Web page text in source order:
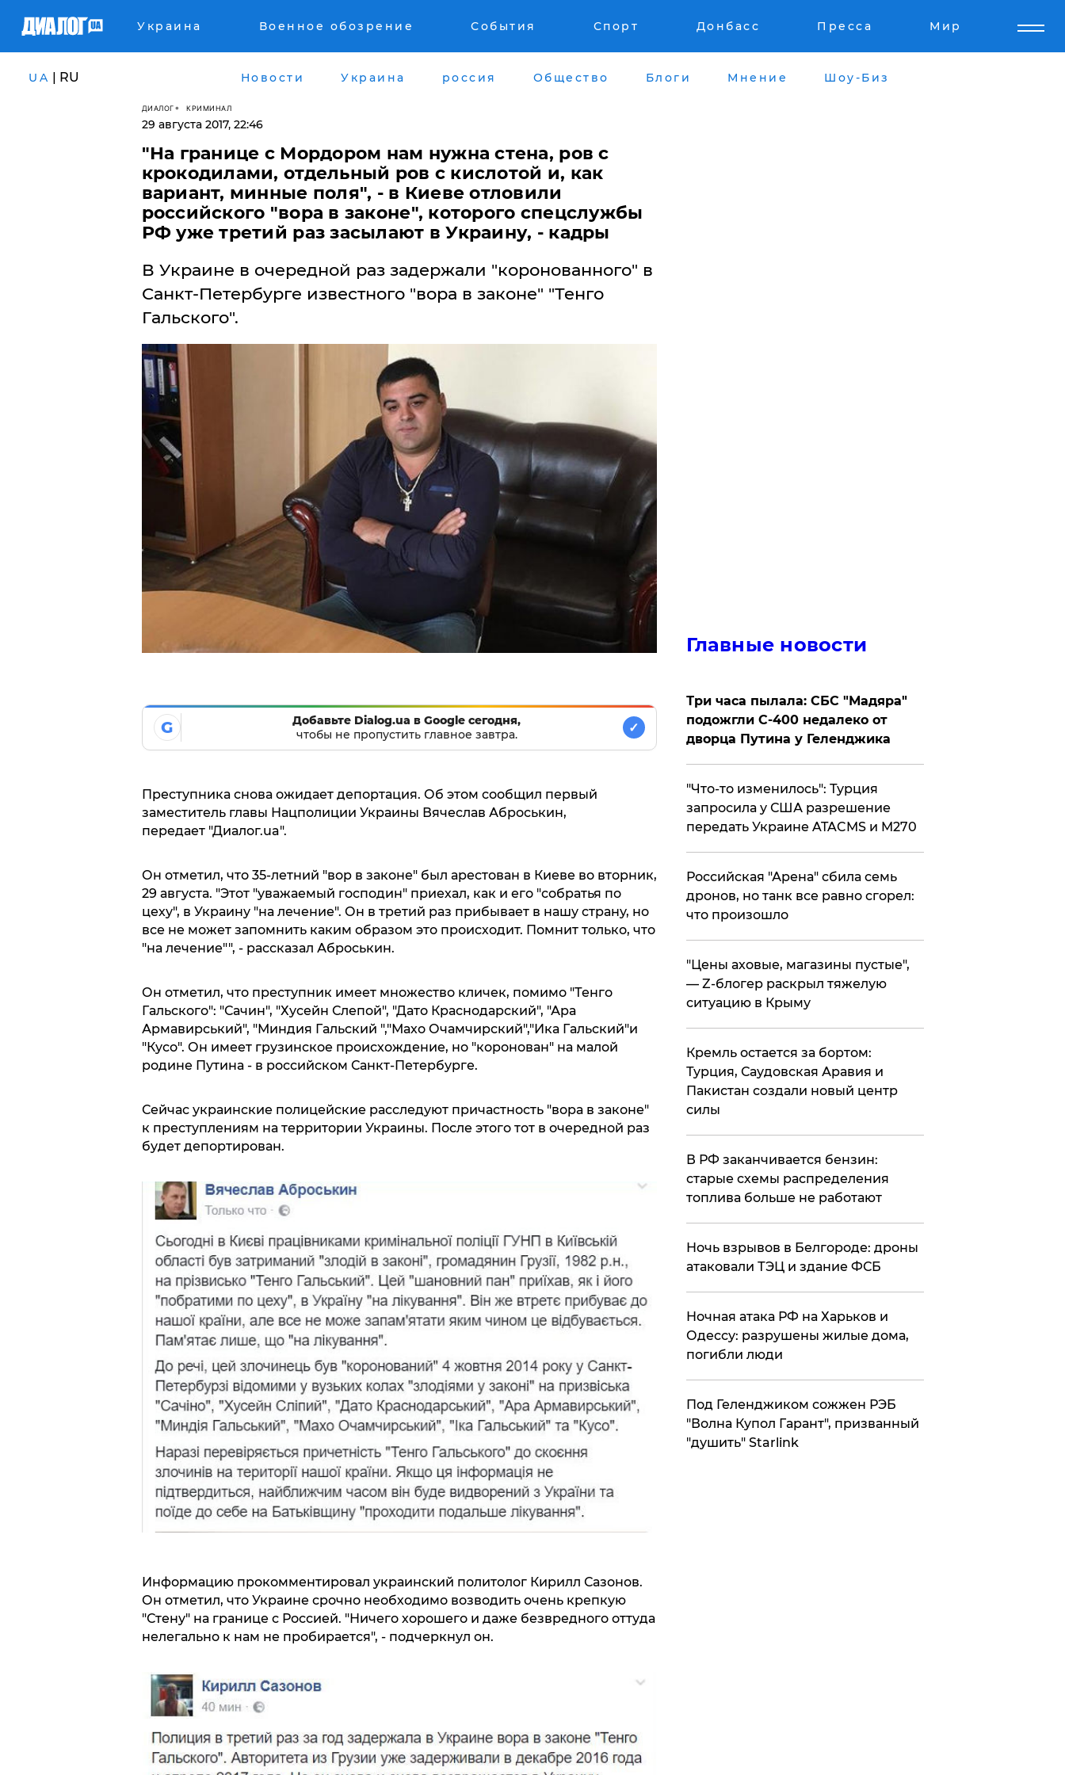
Украина Военное обозрение События Спорт Донбасс Пресса Мир
UA | RU Новости Украина россия Общество Блоги Мнение Шоу-Биз
ДИАЛОГ КРИМИНАЛ
29 августа 2017, 22:46
​"На границе с Мордором нам нужна стена, ров с
крокодилами, отдельный ров с кислотой и, как
вариант, минные поля", - в Киеве отловили
российского "вора в законе", которого спецслужбы
РФ уже третий раз засылают в Украину, - кадры
В Украине в очередной раз задержали "коронованного" в
Санкт-Петербурге известного "вора в законе" "Тенго
Гальского".
G
Добавьте Dialog.ua в Google сегодня,
чтобы не пропустить главное завтра.
✓
Преступника снова ожидает депортация. Об этом сообщил первый
заместитель главы Нацполиции Украины Вячеслав Аброськин,
передает "Диалог.ua".
Он отметил, что 35-летний "вор в законе" был арестован в Киеве во вторник,
29 августа. "Этот "уважаемый господин" приехал, как и его "собратья по
цеху", в Украину "на лечение". Он в третий раз прибывает в нашу страну, но
все не может запомнить каким образом это происходит. Помнит только, что
"на лечение"", - рассказал Аброськин.
Он отметил, что преступник имеет множество кличек, помимо "Тенго
Гальского": "Сачин", "Хусейн Слепой", "Дато Краснодарский", "Ара
Армавирський", "Миндия Гальский ","Махо Очамчирский","Ика Гальский"и
"Кусо". Он имеет грузинское происхождение, но "коронован" на малой
родине Путина - в российском Санкт-Петербурге.
Сейчас украинские полицейские расследуют причастность "вора в законе"
к преступлениям на территории Украины. После этого тот в очередной раз
будет депортирован.
Информацию прокомментировал украинский политолог Кирилл Сазонов.
Он отметил, что Украине срочно необходимо возводить очень крепкую
"Стену" на границе с Россией. "Ничего хорошего и даже безвредного оттуда
нелегально к нам не пробирается", - подчеркнул он.
Главные новости
Три часа пылала: СБС "Мадяра"
подожгли С-400 недалеко от
дворца Путина у Геленджика
​"Что-то изменилось": Турция
запросила у США разрешение
передать Украине ATACMS и M270
​Российская "Арена" сбила семь
дронов, но танк все равно сгорел:
что произошло
​"Цены аховые, магазины пустые",
— Z-блогер раскрыл тяжелую
ситуацию в Крыму
​Кремль остается за бортом:
Турция, Саудовская Аравия и
Пакистан создали новый центр
силы
​В РФ заканчивается бензин:
старые схемы распределения
топлива больше не работают
​Ночь взрывов в Белгороде: дроны
атаковали ТЭЦ и здание ФСБ
​Ночная атака РФ на Харьков и
Одессу: разрушены жилые дома,
погибли люди
Под Геленджиком сожжен РЭБ
"Волна Купол Гарант", призванный
"душить" Starlink